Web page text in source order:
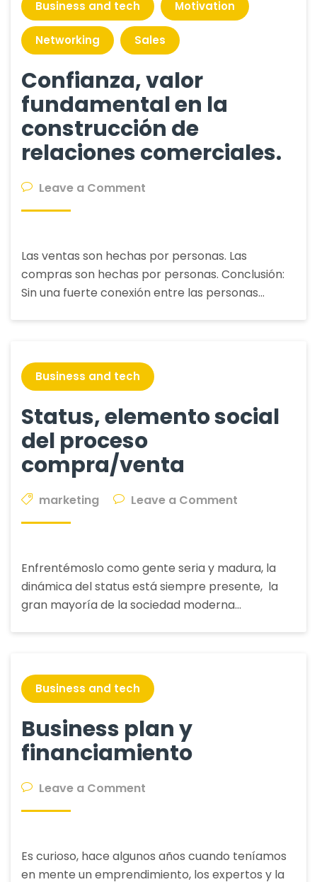
Business and tech Motivation
Networking Sales
Confianza, valor
fundamental en la
construcción de
relaciones comerciales.
Leave a Comment
en
la
construcción
de
Las ventas son hechas por personas. Las
compras son hechas por personas. Conclusión:
Sin una fuerte conexión entre las personas…
Business and tech
Status, elemento social
del proceso
compra/venta
marketing Leave a Comment
del
proceso
compra/
Enfrentémoslo como gente seria y madura, la
dinámica del status está siempre presente, la
gran mayoría de la sociedad moderna…
Business and tech
Business plan y
financiamiento
Leave a Comment
financiamiento
Es curioso, hace algunos años cuando teníamos
en mente un emprendimiento, los expertos y la